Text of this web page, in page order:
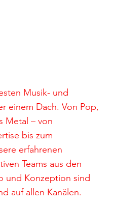
Musik- und
einem Dach. Von Pop,
Metal – von
bis zum
erfahrenen
Teams aus den
und Konzeption sind
auf allen Kanälen.